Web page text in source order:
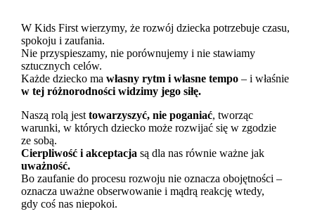
W Kids First wierzymy, że rozwój dziecka potrzebuje czasu,
spokoju i zaufania.
Nie przyspieszamy, nie porównujemy i nie stawiamy
sztucznych celów.
Każde dziecko ma własny rytm i własne tempo– i właśnie
w tej różnorodności widzimy jego siłę.
Naszą rolą jest towarzyszyć, nie poganiać, tworząc
warunki, w których dziecko może rozwijać się w zgodzie
ze sobą.
Cierpliwość i akceptacja są dla nas równie ważne jak
uważność.
Bo zaufanie do procesu rozwoju nie oznacza obojętności –
oznacza uważne obserwowanie i mądrą reakcję wtedy,
gdy coś nas niepokoi.